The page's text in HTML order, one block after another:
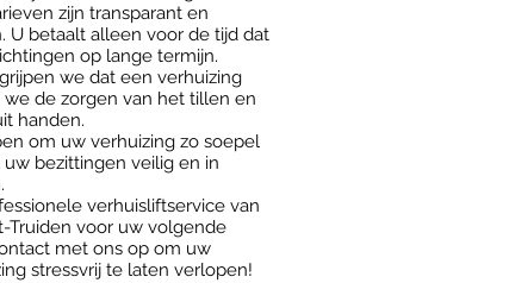
zijn transparant en
U betaalt alleen voor de tijd dat
op lange termijn.
we dat een verhuizing
de zorgen van het tillen en
handen.
om uw verhuizing zo soepel
bezittingen veilig en in
verhuisliftservice van
Truiden voor uw volgende
met ons op om uw
stressvrij te laten verlopen!